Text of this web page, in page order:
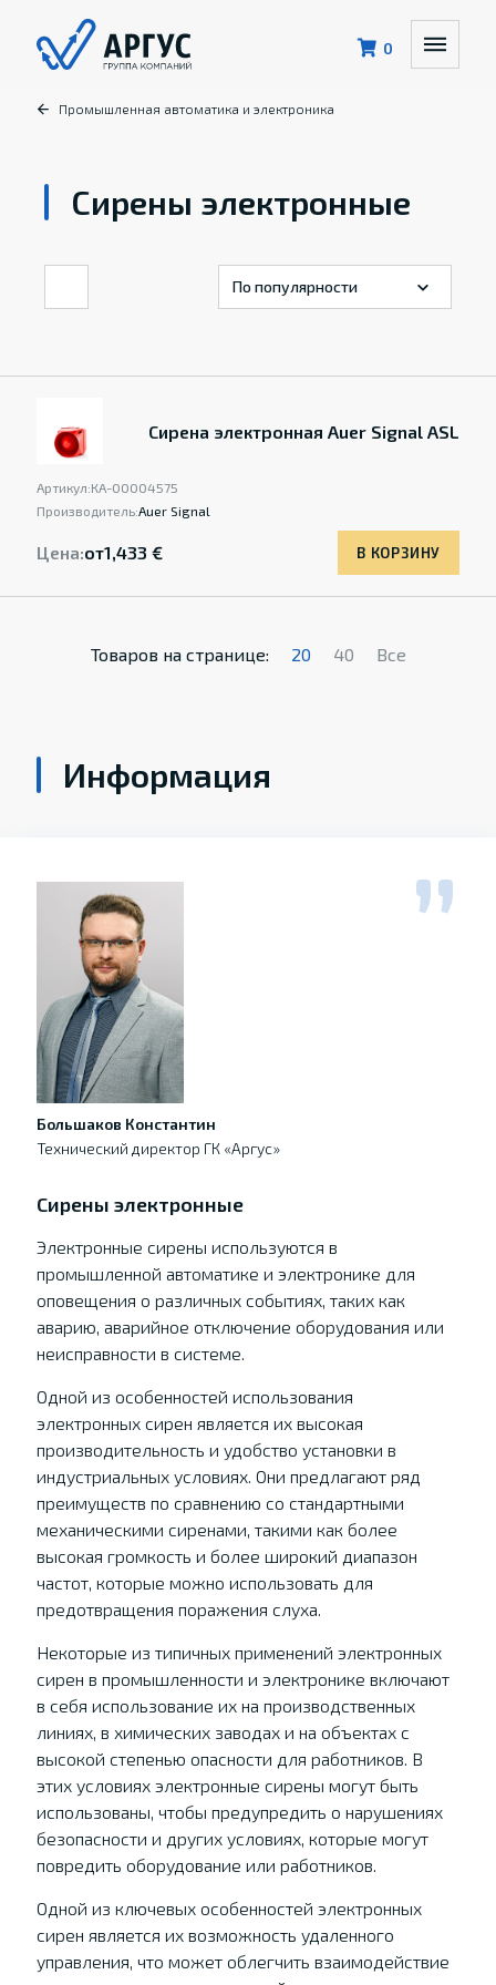
0
Промышленная автоматика и электроника
Сирены электронные
Сирена электронная Auer Signal ASL
Артикул:КА-00004575
Производитель:Auer Signal
Цена:от1,433 € В КОРЗИНУ
Товаров на странице: 20 40 Все
Информация
Большаков Константин
Технический директор ГК «Аргус»
Сирены электронные
Электронные сирены используются в
промышленной автоматике и электронике для
оповещения о различных событиях, таких как
аварию, аварийное отключение оборудования или
неисправности в системе.
Одной из особенностей использования
электронных сирен является их высокая
производительность и удобство установки в
индустриальных условиях. Они предлагают ряд
преимуществ по сравнению со стандартными
механическими сиренами, такими как более
высокая громкость и более широкий диапазон
частот, которые можно использовать для
предотвращения поражения слуха.
Некоторые из типичных применений электронных
сирен в промышленности и электронике включают
в себя использование их на производственных
линиях, в химических заводах и на объектах с
высокой степенью опасности для работников. В
этих условиях электронные сирены могут быть
использованы, чтобы предупредить о нарушениях
безопасности и других условиях, которые могут
повредить оборудование или работников.
Одной из ключевых особенностей электронных
сирен является их возможность удаленного
управления, что может облегчить взаимодействие